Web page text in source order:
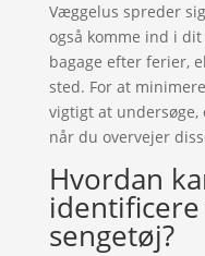
Væggelus spreder
også komme ind i
bagage efter ferier,
sted. For at
vigtigt at
når du overvejer
Hvordan
sengetøj?